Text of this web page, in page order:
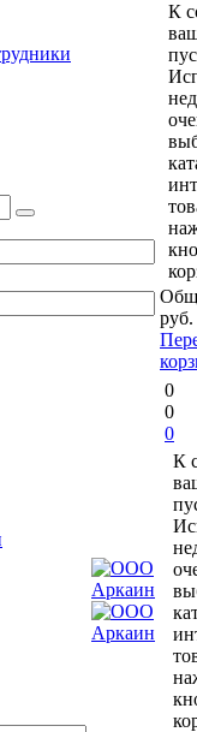
К
руб.
0
0
0
К